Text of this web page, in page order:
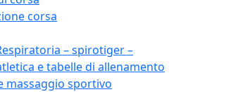
corsa
– spirotiger –
e tabelle di allenamento
massaggio sportivo